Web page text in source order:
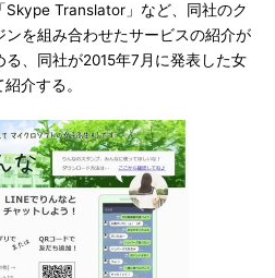
Skype Translator」など、同社のク
を組み合わせたサービスの紹介が
、同社が2015年7月に発表した女
介する。